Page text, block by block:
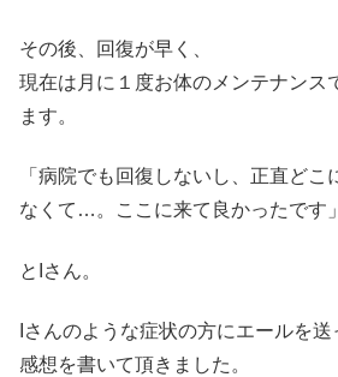
その後、回復が早く、
現在は月に１度お体のメンテナンス
ます。
「病院でも回復しないし、正直どこ
なくて…。ここに来て良かったです」
とIさん。
Iさんのような症状の方にエールを送
感想を書いて頂きました。